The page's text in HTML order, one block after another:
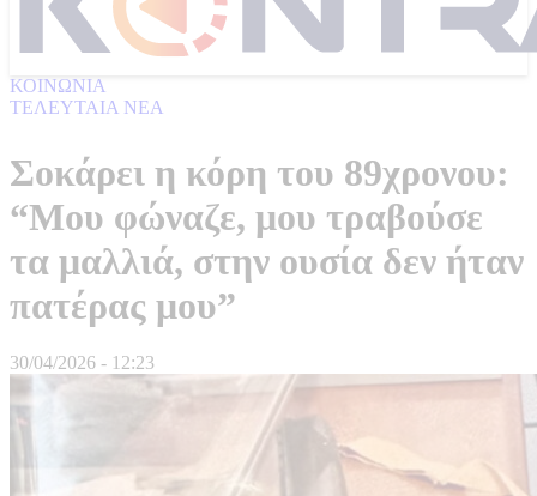
ΚΟΙΝΩΝΙΑ
ΤΕΛΕΥΤΑΙΑ ΝΕΑ
Σοκάρει η κόρη του 89χρονου:
“Μου φώναζε, μου τραβούσε
τα μαλλιά, στην ουσία δεν ήταν
πατέρας μου”
30/04/2026 - 12:23